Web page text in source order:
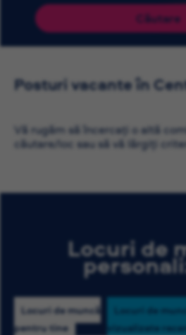
Căutare
Posturi vacante în
Vă rugăm să încercați o altă
căutare/loc sau să vă lărgiți
Locuri de
Locuri de muncă
pentru tine
Locuri de
vizualizate